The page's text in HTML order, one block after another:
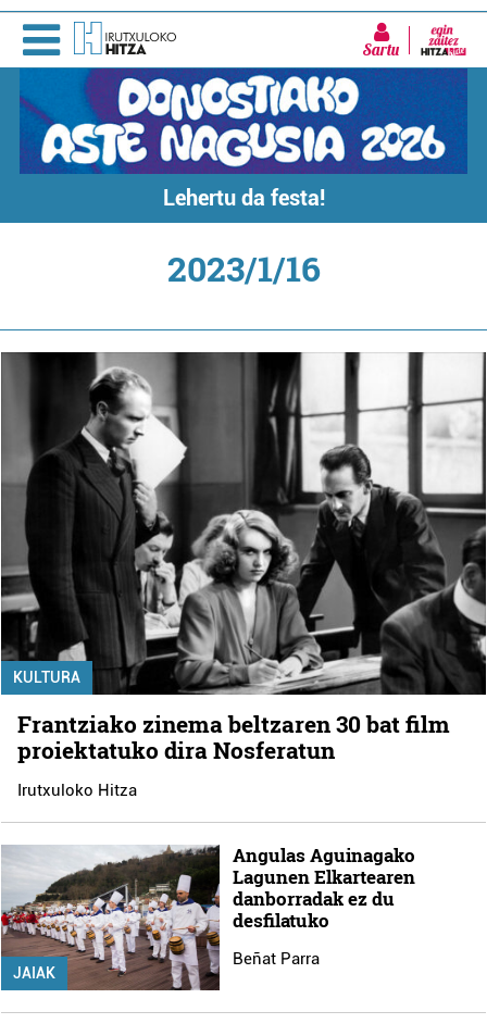
Sartu
Lehertu da festa!
2023/1/16
KULTURA
Frantziako zinema beltzaren 30 bat film
proiektatuko dira Nosferatun
Irutxuloko Hitza
JAIAK
Angulas Aguinagako
Lagunen Elkartearen
danborradak ez du
desfilatuko
Beñat Parra